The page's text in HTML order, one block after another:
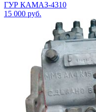
ГУР КАМАЗ-4310
15 000 руб.